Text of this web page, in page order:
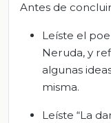
Antes de
Leíste el
Neruda, y
algunas
misma.
Leíste “La